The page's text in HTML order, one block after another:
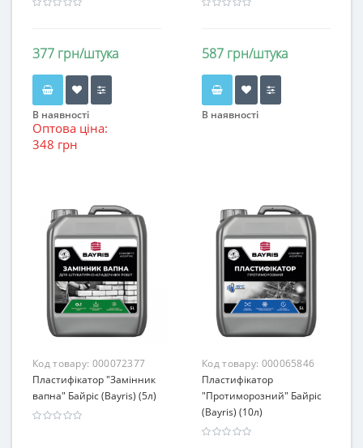
377 грн/штука
В наявності
Оптова ціна:
348 грн
587 грн/штука
В наявності
Код товару: 000072377
Пластифікатор "Замінник
вапна" Байріс (Bayris) (5л)
Код товару: 000065846
Пластифікатор
"Протиморозний" Байріс
(Bayris) (10л)